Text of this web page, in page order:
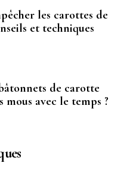
les carottes de
et techniques
de carotte
mous avec le temps ?